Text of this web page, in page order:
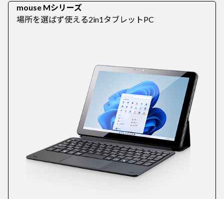
mouse Mシリーズ
場所を選ばず使える2in1タブレットPC